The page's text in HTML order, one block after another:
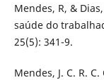
Mendes, R, &
saúde do
25(5): 341-9.
Mendes, J. C. R.